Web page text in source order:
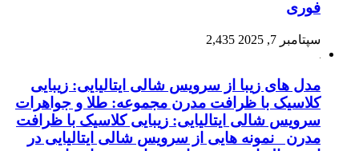
فوری
سپتامبر 7, 2025 2,435
مدل های زیبا از سرویس شالی ایتالیایی: زیبایی
کلاسیک با ظرافت مدرن مجموعه: طلا و جواهرات
سرویس شالی ایتالیایی: زیبایی کلاسیک با ظرافت
مدرن نمونه هایی از سرویس شالی ایتالیایی در